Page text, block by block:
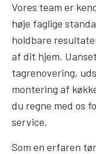
Vores team er
høje faglige
holdbare
af dit hjem.
tagrenovering,
montering af
du regne med os
service.
Som en erfaren